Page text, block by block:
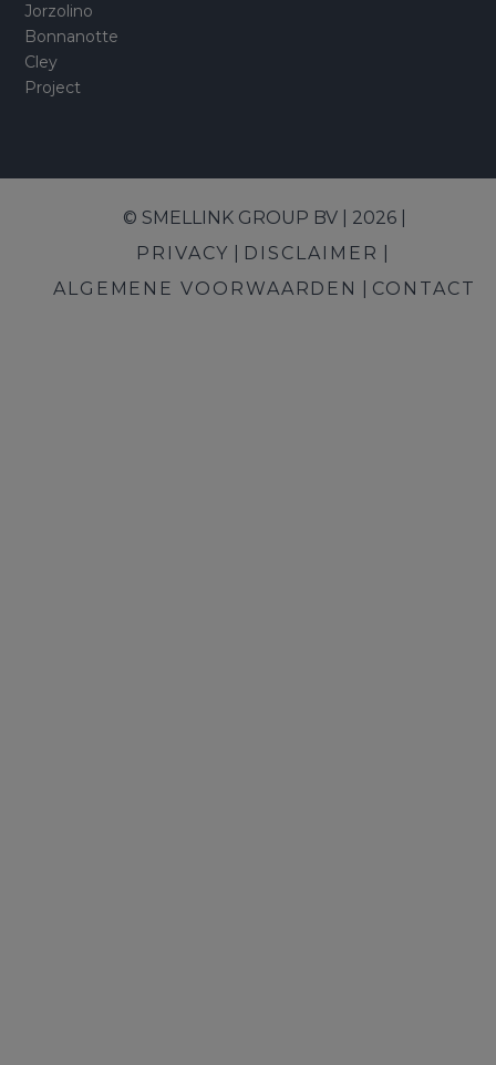
Jorzolino
Bonnanotte
Cley
Project
© SMELLINK GROUP BV | 2026 |
PRIVACY
DISCLAIMER
ALGEMENE VOORWAARDEN
CONTACT